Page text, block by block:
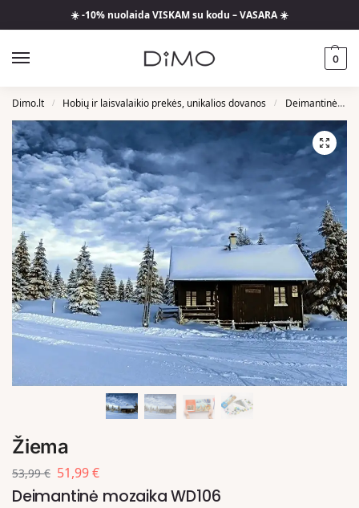
☀️ -10% nuolaida VISKAM su kodu – VASARA ☀️
0
Dimo.lt / Hobių ir laisvalaikio prekės, unikalios dovanos / Deimantinės Mozaikos
Žiema
53,99€ 51,99€
Deimantinė mozaika WD106